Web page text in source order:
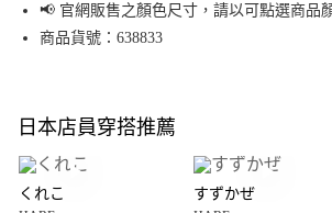
悠遊付
全盈+PAY
大哥付你分期
【大哥付你分期使用說明】
📢 官網販售之顏色尺寸，請以可點選商品
商品貨號：638833
日本店員穿搭推薦
くれこ すずかぜ